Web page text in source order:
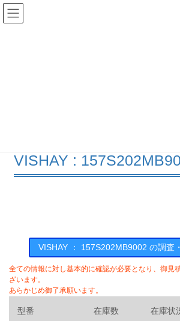
コ
ン
ナ
ビ
VISHAY :
VISHAY ： 157S202MB9002 の調査
全ての情報に対し基本的に確認が必要となり、御見
ざいます。
あらかじめ御了承願います。
型番 在庫数 在庫状